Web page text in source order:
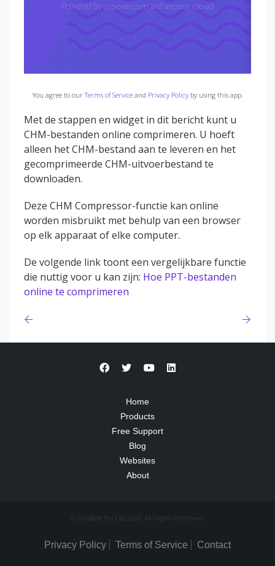
You agree to ourTerms of Serviceand Privacy Policyby using this app.
Met de stappen en widget in dit bericht kunt u
CHM-bestanden online comprimeren. U hoeft
alleen het CHM-bestand aan te leveren en het
gecomprimeerde CHM-uitvoerbestand te
downloaden.
Deze CHM Compressor-functie kan online
worden misbruikt met behulp van een browser
op elk apparaat of elke computer.
De volgende link toont een vergelijkbare functie
die nuttig voor u kan zijn: Hoe PPT-bestanden
online te comprimeren
Home
Products
Free Support
Blog
Websites
About
© Smallize Pty Ltd 2026. All Rights Reserved.
Privacy Policy Terms of Service Contact